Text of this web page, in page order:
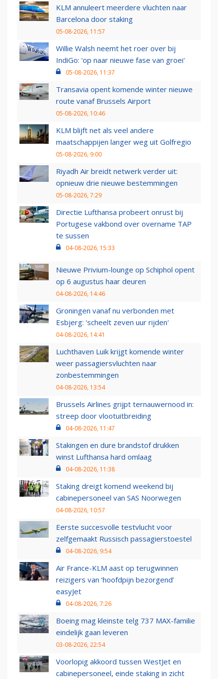
KLM annuleert meerdere vluchten naar
Barcelona door staking
05-08-2026, 11:57
Willie Walsh neemt het roer over bij
IndiGo: 'op naar nieuwe fase van groei'
05-08-2026, 11:37
Transavia opent komende winter nieuwe
route vanaf Brussels Airport
05-08-2026, 10:46
KLM blijft net als veel andere
maatschappijen langer weg uit Golfregio
05-08-2026, 9:00
Riyadh Air breidt netwerk verder uit:
opnieuw drie nieuwe bestemmingen
05-08-2026, 7:29
Directie Lufthansa probeert onrust bij
Portugese vakbond over overname TAP
te sussen
04-08-2026, 15:33
Nieuwe Privium-lounge op Schiphol opent
op 6 augustus haar deuren
04-08-2026, 14:46
Groningen vanaf nu verbonden met
Esbjerg: 'scheelt zeven uur rijden'
04-08-2026, 14:41
Luchthaven Luik krijgt komende winter
weer passagiersvluchten naar
zonbestemmingen
04-08-2026, 13:54
Brussels Airlines grijpt ternauwernood in:
streep door vlootuitbreiding
04-08-2026, 11:47
Stakingen en dure brandstof drukken
winst Lufthansa hard omlaag
04-08-2026, 11:38
Staking dreigt komend weekend bij
cabinepersoneel van SAS Noorwegen
04-08-2026, 10:57
Eerste succesvolle testvlucht voor
zelfgemaakt Russisch passagierstoestel
04-08-2026, 9:54
Air France-KLM aast op terugwinnen
reizigers van ‘hoofdpijn bezorgend’
easyJet
04-08-2026, 7:26
Boeing mag kleinste telg 737 MAX-familie
eindelijk gaan leveren
03-08-2026, 22:54
Voorlopig akkoord tussen WestJet en
cabinepersoneel, einde staking in zicht